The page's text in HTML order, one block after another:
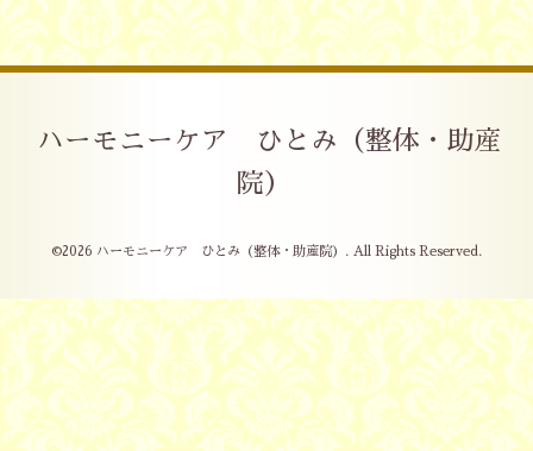
ハーモニーケア ひとみ（整体・助産
院）
©2026 ハーモニーケア ひとみ（整体・助産院） . All Rights Reserved.